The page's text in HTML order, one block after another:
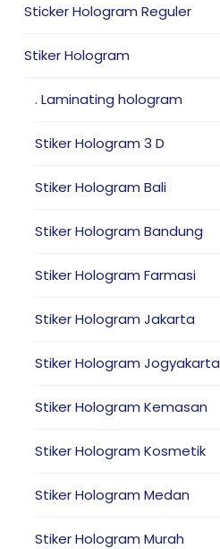
Sticker Hologram Reguler
Stiker Hologram
. Laminating hologram
Stiker Hologram 3 D
Stiker Hologram Bali
Stiker Hologram Bandung
Stiker Hologram Farmasi
Stiker Hologram Jakarta
Stiker Hologram Jogyakarta
Stiker Hologram Kemasan
Stiker Hologram Kosmetik
Stiker Hologram Medan
Stiker Hologram Murah